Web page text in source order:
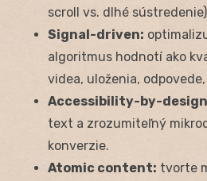
scroll vs. dlhé
Signal-driven:
algoritmus hodnotí ako
videa, uloženia,
Accessibility-by-
text a zrozumiteľný
konverzie.
Atomic content: tvorte